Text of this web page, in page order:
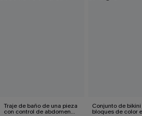
Traje de baño de una pieza
con control de abdomen
Conjunto de
bloques de color